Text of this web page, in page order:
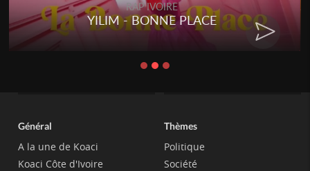
RAP IVOIRE
YILIM - BONNE PLACE
Général
A la une de Koaci
Koaci Côte d'Ivoire
Thèmes
Politique
Société